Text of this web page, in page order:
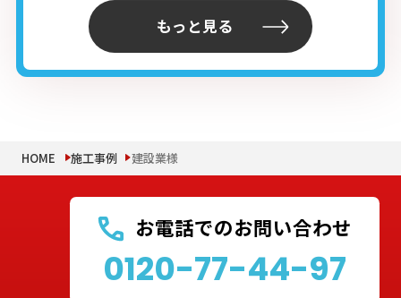
もっと見る
HOME 施工事例 建設業様
お電話でのお問い合わせ
0120-77-44-97